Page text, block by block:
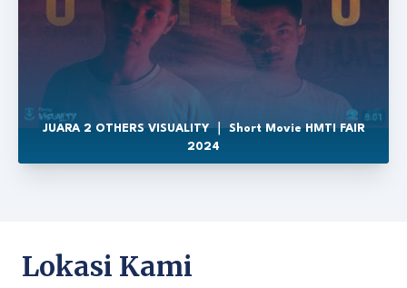
JUARA 2 OTHERS VISUALITY ｜ Short Movie HMTI FAIR
2024
Lokasi Kami